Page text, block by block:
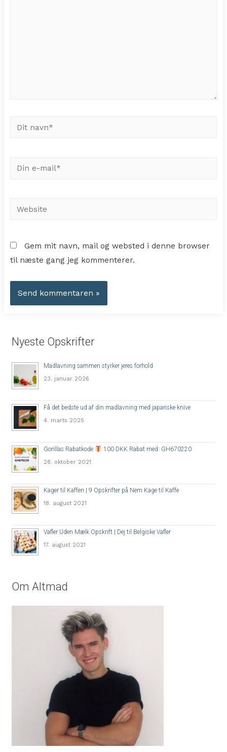
Dit
Din
Website
Gem mit navn, mail og websted i denne browser
til næste gang jeg kommenterer.
Nyeste Opskrifter
Madlavning sammen styrker jeres forhold
23. januar 2026
Få det bedste ud af din madlavning med japanske knive
4. marts 2025
Gorillas Rabatkode 100 DKK Rabat med: GH670220
28. oktober 2021
Kager til Kaffen | 9 Opskrifter på Nem Kage til Kaffe
18. august 2021
Vafler Uden Mælk Opskrift | Dej til Belgiske Vafler
17. august 2021
Om Altmad